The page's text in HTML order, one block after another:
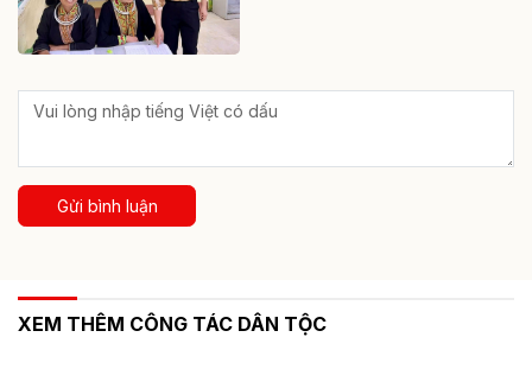
Gửi bình luận
XEM THÊM CÔNG TÁC DÂN TỘC